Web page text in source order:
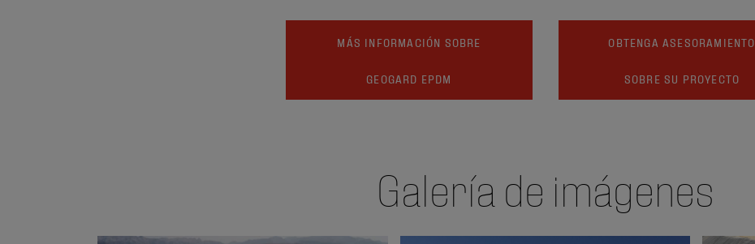
MÁS INFORMACIÓN SOBRE
GEOGARD EPDM
OBTENGA ASESORAMIENTO
SOBRE SU PROYECTO
Galería de imágenes